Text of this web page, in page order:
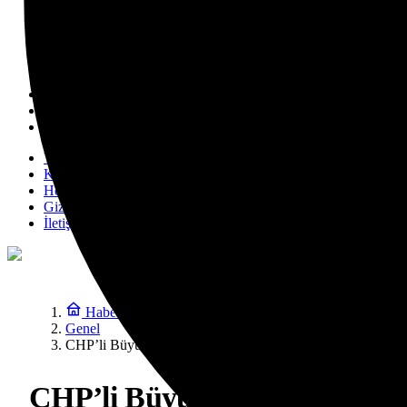
Yazarlarımız
Künye
Hesabım
Gizlilik politikası
İletişim
Haberler
Genel
CHP’li Büyükşehir Belediye Başkanları İstanbul’da bir
CHP’li Büyükşehir Belediye